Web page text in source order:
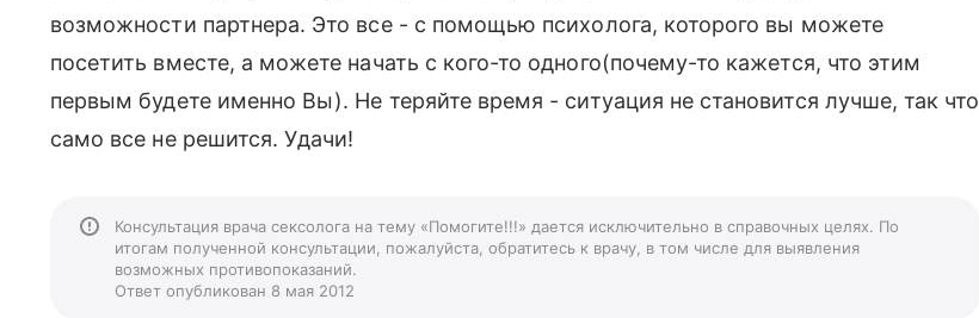
возможности партнера. Это все - с помощью психолога, которого вы можете
посетить вместе, а можете начать с кого-то одного(почему-то кажется, что этим
первым будете именно Вы). Не теряйте время - ситуация не становится лучше, так что
само все не решится. Удачи!
Консультация врача сексолога на тему «Помогите!!!» дается исключительно в справочных целях. По
итогам полученной консультации, пожалуйста, обратитесь к врачу, в том числе для выявления
возможных противопоказаний.
Ответ опубликован 8 мая 2012